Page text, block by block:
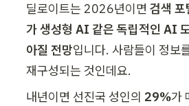
딜로이트는 2026년이면 검색
가 생성형 AI 같은 독립적인 AI
아질 전망입니다. 사람들이 정보
재구성되는 것인데요.
내년이면 선진국 성인의 29%가